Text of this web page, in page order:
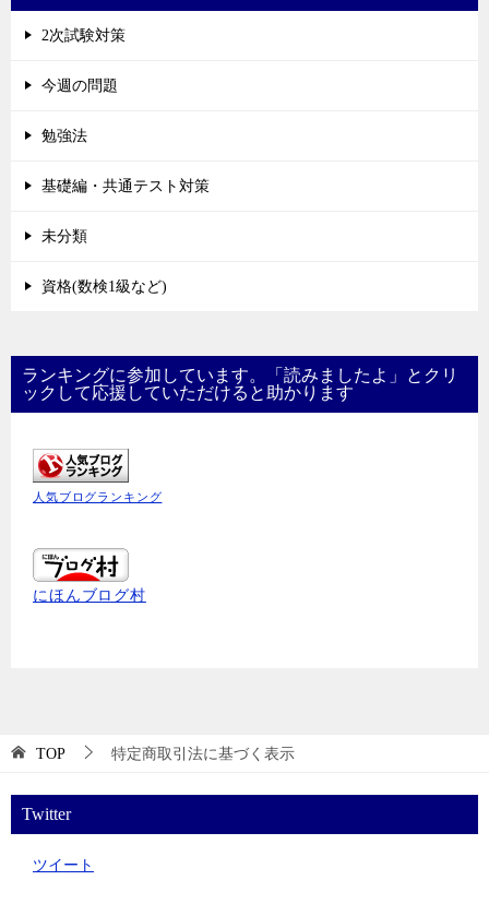
2次試験対策
今週の問題
勉強法
基礎編・共通テスト対策
未分類
資格(数検1級など)
ランキングに参加しています。「読みましたよ」とクリ
ックして応援していただけると助かります
人気ブログランキング
にほんブログ村
TOP 特定商取引法に基づく表示
Twitter
ツイート